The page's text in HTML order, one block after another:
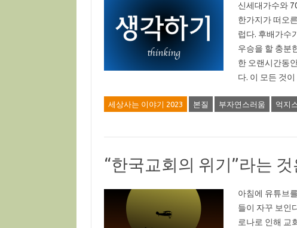
신세대가수와
한가지가 떠오
럽다. 후배가수
우승을 할 충분
한 오랜시간동
다. 이 모든 것
세상사는 이야기 2023 본질 부자연스러움 억지
“한국교회의 위기”라는
아침에 유튜브
들이 자꾸 보인
로나로 인해 교